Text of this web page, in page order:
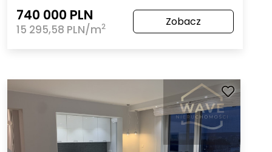
740 000 PLN
15 295,58 PLN/m2 Zobacz